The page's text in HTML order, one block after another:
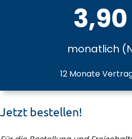
monatlich
12 Monate
Jetzt bestellen!